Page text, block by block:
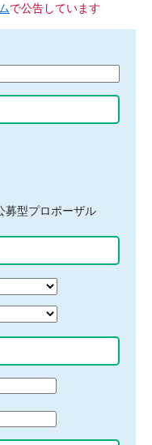
で公告しています
募型プロポーザル